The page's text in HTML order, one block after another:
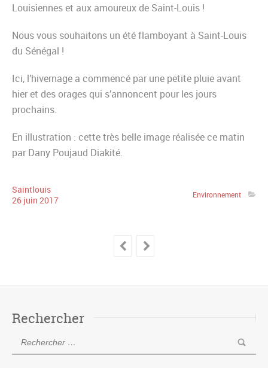
Louisiennes et aux amoureux de Saint-Louis !
Nous vous souhaitons un été flamboyant à Saint-Louis
du Sénégal !
Ici, l’hivernage a commencé par une petite pluie avant
hier et des orages qui s’annoncent pour les jours
prochains.
En illustration : cette très belle image réalisée ce matin
par Dany Poujaud Diakité.
Saintlouis
26 juin 2017 Environnement
Rechercher